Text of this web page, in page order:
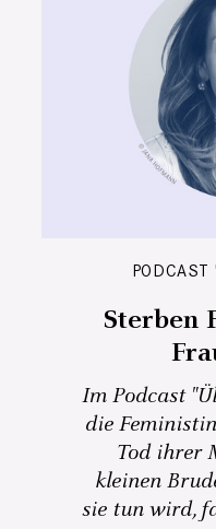
PODCAST
Sterben
Im Podcast
die
Tod ihrer
kleinen
sie tun wird,